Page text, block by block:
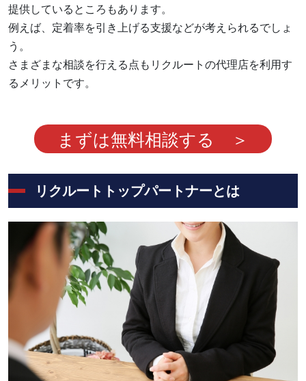
提供しているところもあります。
例えば、定着率を引き上げる支援などが考えられるでしょ
う。
さまざまな相談を行える点もリクルートの代理店を利用す
るメリットです。
まずは無料相談する ＞
リクルートトップパートナーとは